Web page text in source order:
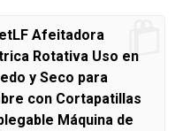
Afeitadora
Rotativa Uso en
y Seco para
con Cortapatillas
Máquina de